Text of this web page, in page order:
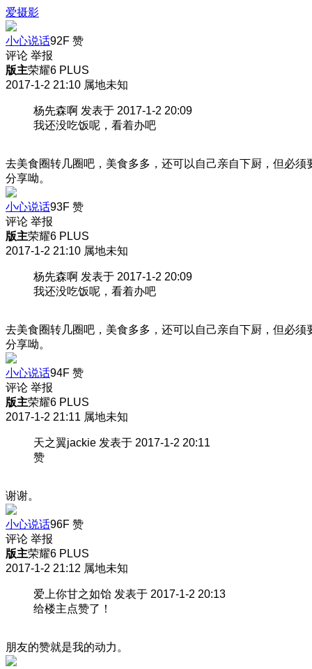
爱摄影
小心说话92F 赞
评论 举报
版主荣耀6 PLUS
2017-1-2 21:10 属地未知
杨先森啊 发表于 2017-1-2 20:09
我还没吃饭呢，看着办吧
去美食圈转几圈吧，美食多多，还可以自己亲自下厨，但必须
分享呦。
小心说话93F 赞
评论 举报
版主荣耀6 PLUS
2017-1-2 21:10 属地未知
杨先森啊 发表于 2017-1-2 20:09
我还没吃饭呢，看着办吧
去美食圈转几圈吧，美食多多，还可以自己亲自下厨，但必须
分享呦。
小心说话94F 赞
评论 举报
版主荣耀6 PLUS
2017-1-2 21:11 属地未知
天之翼jackie 发表于 2017-1-2 20:11
赞
谢谢。
小心说话96F 赞
评论 举报
版主荣耀6 PLUS
2017-1-2 21:12 属地未知
爱上你甘之如饴 发表于 2017-1-2 20:13
给楼主点赞了！
朋友的赞就是我的动力。